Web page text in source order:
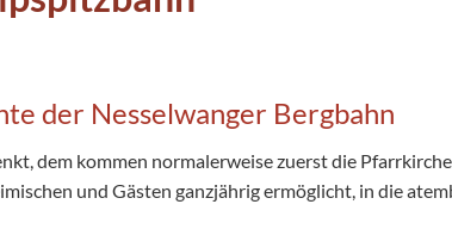
der Nesselwanger Bergbahn
dem kommen normalerweise zuerst die
und Gästen ganzjährig ermöglicht, in die